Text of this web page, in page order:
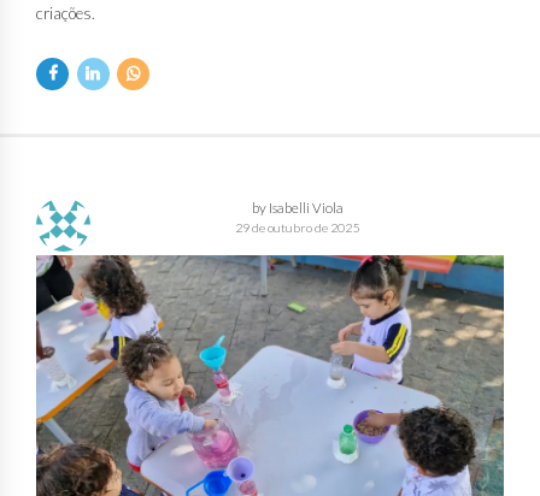
criações.
by Isabelli Viola
29 de outubro de 2025